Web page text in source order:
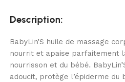
Description:
BabyLin’S huile de massage
nourrit et apaise parfaitement
nourrisson et du bébé.
adoucit, protège l’épiderme